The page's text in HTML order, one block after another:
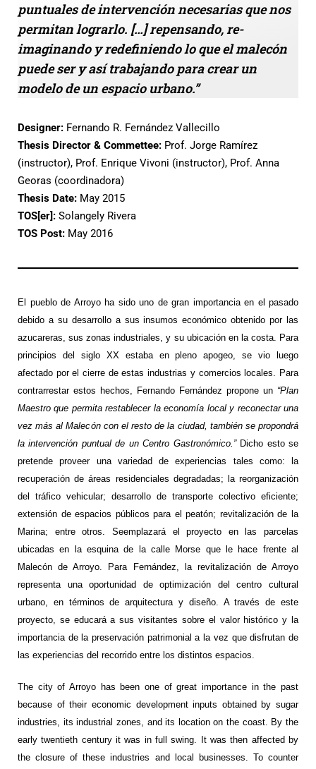
puntuales de intervención necesarias que nos
permitan lograrlo. […] repensando, re-
imaginando y redefiniendo lo que el malecón
puede ser y así trabajando para crear un
modelo de un espacio urbano.”
Designer: Fernando R. Fernández Vallecillo
Thesis Director & Commettee: Prof. Jorge Ramírez
(instructor), Prof. Enrique Vivoni (instructor), Prof. Anna
Georas (coordinadora)
Thesis Date: May 2015
TOS[er]: Solangely Rivera
TOS Post: May 2016
El pueblo de Arroyo ha sido uno de gran importancia en el pasado
debido a su desarrollo a sus insumos económico obtenido por las
azucareras, sus zonas industriales, y su ubicación en la costa. Para
principios del siglo XX estaba en pleno apogeo, se vio luego
afectado por el cierre de estas industrias y comercios locales. Para
contrarrestar estos hechos, Fernando Fernández propone un “Plan
Maestro que permita restablecer la economía local y reconectar una
vez más al Malecón con el resto de la ciudad, también se propondrá
la intervención puntual de un Centro Gastronómico.”Dicho esto se
pretende proveer una variedad de experiencias tales como: la
recuperación de áreas residenciales degradadas; la reorganización
del tráfico vehicular; desarrollo de transporte colectivo eficiente;
extensión de espacios públicos para el peatón; revitalización de la
Marina; entre otros. Seemplazará el proyecto en las parcelas
ubicadas en la esquina de la calle Morse que le hace frente al
Malecón de Arroyo. Para Fernández, la revitalización de Arroyo
representa una oportunidad de optimización del centro cultural
urbano, en términos de arquitectura y diseño. A través de este
proyecto, se educará a sus visitantes sobre el valor histórico y la
importancia de la preservación patrimonial a la vez que disfrutan de
las experiencias del recorrido entre los distintos espacios.
The city of Arroyo has been one of great importance in the past
because of their economic development inputs obtained by sugar
industries, its industrial zones, and its location on the coast. By the
early twentieth century it was in full swing. It was then affected by
the closure of these industries and local businesses. To counter